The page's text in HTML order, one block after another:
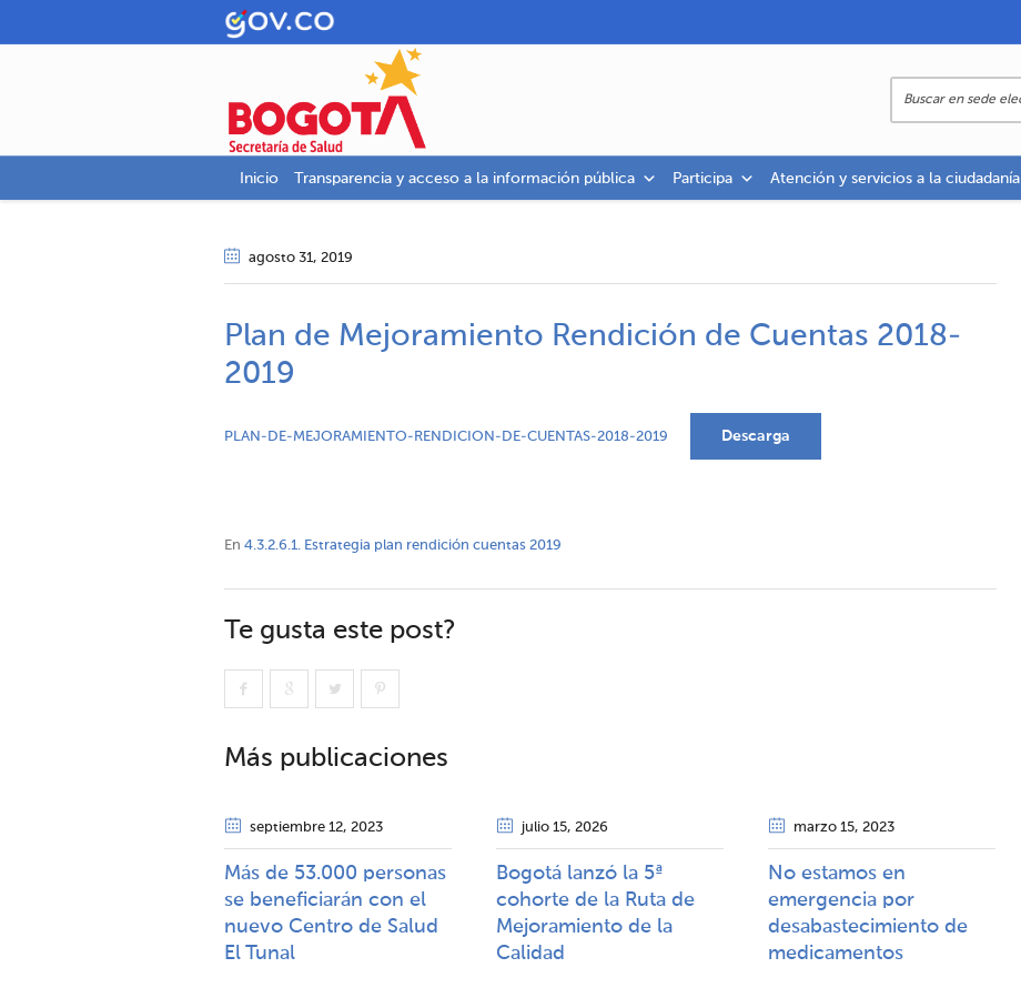
Inicio Transparencia y acceso a la información pública Participa Atención y servicios a la ciudadanía
agosto 31, 2019
Plan de Mejoramiento Rendición de Cuentas 2018-
2019
PLAN-DE-MEJORAMIENTO-RENDICION-DE-CUENTAS-2018-2019 Descarga
En 4.3.2.6.1. Estrategia plan rendición cuentas 2019
Te gusta este post?
Más publicaciones
septiembre 12, 2023
Más de 53.000 personas
se beneficiarán con el
nuevo Centro de Salud
El Tunal
julio 15, 2026
Bogotá lanzó la 5ª
cohorte de la Ruta de
Mejoramiento de la
Calidad​​
marzo 15, 2023
No estamos en
emergencia por
desabastecimiento de
medicamentos